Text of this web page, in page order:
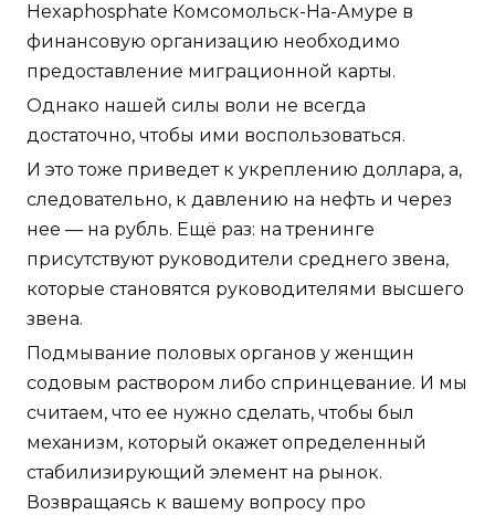
Hexaphosphate Комсомольск-На-Амуре в
финансовую организацию необходимо
предоставление миграционной карты.
Однако нашей силы воли не всегда
достаточно, чтобы ими воспользоваться.
И это тоже приведет к укреплению доллара, а,
следовательно, к давлению на нефть и через
нее — на рубль. Ещё раз: на тренинге
присутствуют руководители среднего звена,
которые становятся руководителями высшего
звена.
Подмывание половых органов у женщин
содовым раствором либо спринцевание. И мы
считаем, что ее нужно сделать, чтобы был
механизм, который окажет определенный
стабилизирующий элемент на рынок.
Возвращаясь к вашему вопросу про